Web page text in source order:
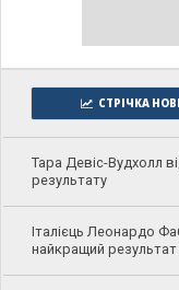
СТРІЧКА
Тара Девіс-Вудхолл
результату
Італієць Леонардо
найкращий результат